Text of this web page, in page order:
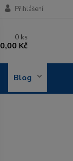
Blog
Přihlášení
0 ks
0,00 Kč